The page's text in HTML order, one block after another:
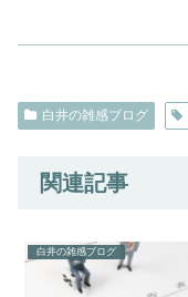
白井の雑感ブログ
関連記事
白井の雑感ブログ